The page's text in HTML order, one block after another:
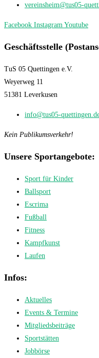
vereinsheim@tus05-
Facebook Instagram Youtube
Geschäftsstelle
TuS 05 Quettingen e.V.
Weyerweg 11
51381 Leverkusen
info@tus05-
Kein Publikumsverkehr!
Unsere Sportangebote:
Sport für Kinder
Ballsport
Escrima
Fußball
Fitness
Kampfkunst
Laufen
Infos:
Aktuelles
Events & Termine
Mitgliedsbeiträge
Sportstätten
Jobbörse